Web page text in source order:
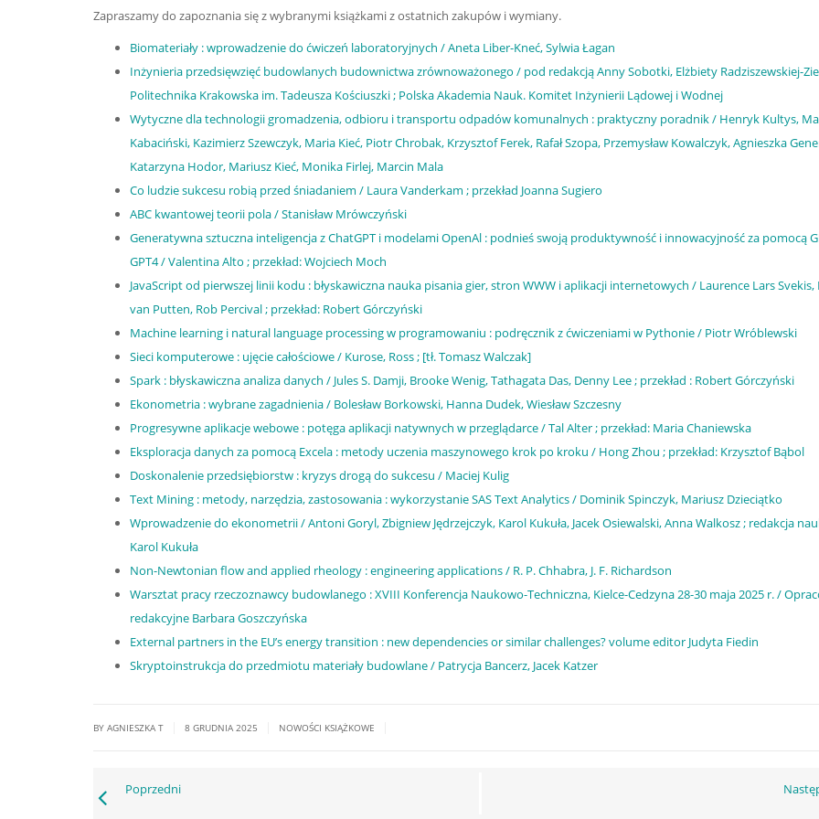
Zapraszamy do zapoznania się z wybranymi książkami z ostatnich zakupów i wymiany.
Biomateriały : wprowadzenie do ćwiczeń laboratoryjnych / Aneta Liber-Kneć, Sylwia Łagan
Inżynieria przedsięwzięć budowlanych budownictwa zrównoważonego / pod redakcją Anny Sobotki, Elżbiety Radziszewskiej-
Politechnika Krakowska im. Tadeusza Kościuszki ; Polska Akademia Nauk. Komitet Inżynierii Lądowej i Wodnej
Wytyczne dla technologii gromadzenia, odbioru i transportu odpadów komunalnych : praktyczny poradnik / Henryk Kultys,
Kabaciński, Kazimierz Szewczyk, Maria Kieć, Piotr Chrobak, Krzysztof Ferek, Rafał Szopa, Przemysław Kowalczyk, Agnieszka
Katarzyna Hodor, Mariusz Kieć, Monika Firlej, Marcin Mala
Co ludzie sukcesu robią przed śniadaniem / Laura Vanderkam ; przekład Joanna Sugiero
ABC kwantowej teorii pola / Stanisław Mrówczyński
Generatywna sztuczna inteligencja z ChatGPT i modelami OpenAl : podnieś swoją produktywność i innowacyjność za pomocą
GPT4 / Valentina Alto ; przekład: Wojciech Moch
JavaScript od pierwszej linii kodu : błyskawiczna nauka pisania gier, stron WWW i aplikacji internetowych / Laurence Lars Svekis,
van Putten, Rob Percival ; przekład: Robert Górczyński
Machine learning i natural language processing w programowaniu : podręcznik z ćwiczeniami w Pythonie / Piotr Wróblewski
Sieci komputerowe : ujęcie całościowe / Kurose, Ross ; [tł. Tomasz Walczak]
Spark : błyskawiczna analiza danych / Jules S. Damji, Brooke Wenig, Tathagata Das, Denny Lee ; przekład : Robert Górczyński
Ekonometria : wybrane zagadnienia / Bolesław Borkowski, Hanna Dudek, Wiesław Szczesny
Progresywne aplikacje webowe : potęga aplikacji natywnych w przeglądarce / Tal Alter ; przekład: Maria Chaniewska
Eksploracja danych za pomocą Excela : metody uczenia maszynowego krok po kroku / Hong Zhou ; przekład: Krzysztof Bąbol
Doskonalenie przedsiębiorstw : kryzys drogą do sukcesu / Maciej Kulig
Text Mining : metody, narzędzia, zastosowania : wykorzystanie SAS Text Analytics / Dominik Spinczyk, Mariusz Dzieciątko
Wprowadzenie do ekonometrii / Antoni Goryl, Zbigniew Jędrzejczyk, Karol Kukuła, Jacek Osiewalski, Anna Walkosz ; redakcja
Karol Kukuła
Non-Newtonian flow and applied rheology : engineering applications / R. P. Chhabra, J. F. Richardson
Warsztat pracy rzeczoznawcy budowlanego : XVIII Konferencja Naukowo-Techniczna, Kielce-Cedzyna 28-30 maja 2025 r. /
redakcyjne Barbara Goszczyńska
External partners in the EU’s energy transition : new dependencies or similar challenges? volume editor Judyta Fiedin
Skryptoinstrukcja do przedmiotu materiały budowlane / Patrycja Bancerz, Jacek Katzer
BY AGNIESZKA T 8 GRUDNIA 2025 NOWOŚCI KSIĄŻKOWE
Poprzedni